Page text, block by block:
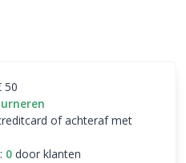
50
of achteraf met
0door klanten